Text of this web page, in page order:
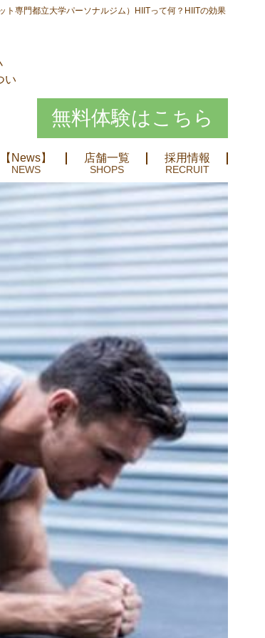
ト専門都立大学パーソナルジム）HIITって何？HIITの効果
い
無料体験はこちら
【News】 店舗一覧 採用情報